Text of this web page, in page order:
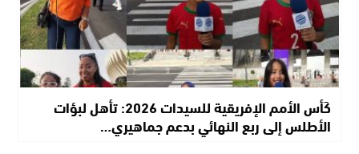
كَأس الأمم الإفريقية للسيدات 2026: تأهل لبؤات
الأطلس إلى ربع النهائي بدعم جماهيري…